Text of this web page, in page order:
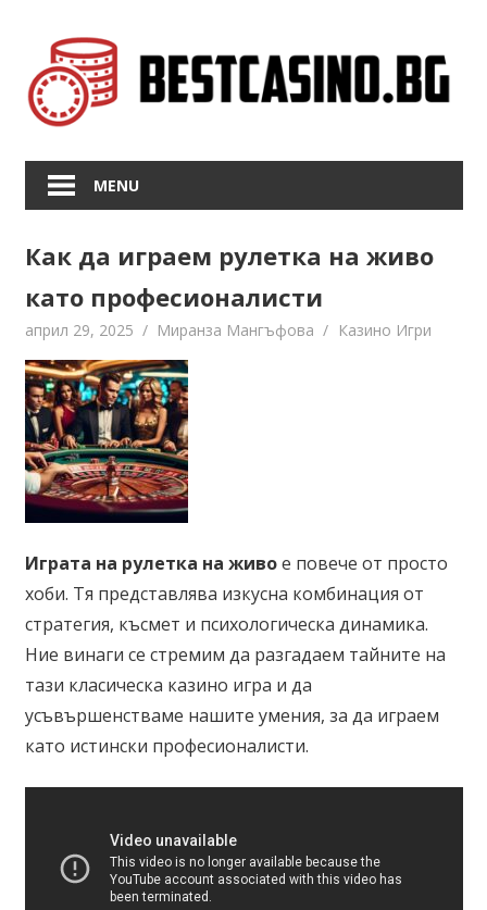
content
MENU
Как да играем рулетка на живо
като професионалисти
април 29, 2025 Миранза Мангъфова Казино Игри
Играта на рулетка на живое повече от просто
хоби. Тя представлява изкусна комбинация от
стратегия, късмет и психологическа динамика.
Ние винаги се стремим да разгадаем тайните на
тази класическа казино игра и да
усъвършенстваме нашите умения, за да играем
като истински професионалисти.